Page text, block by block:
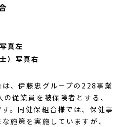
真左
）写真右
、伊藤忠グループの228事業
従業員を被保険者とする、
。同健保組合様では、保健事
施策を実施していますが、